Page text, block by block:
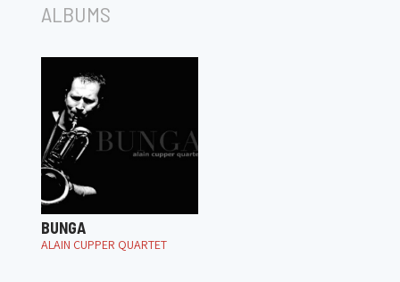
ALBUMS
BUNGA
ALAIN CUPPER QUARTET